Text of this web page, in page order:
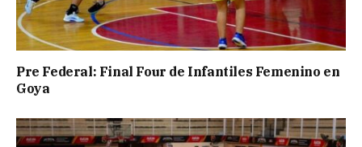
Pre Federal: Final Four de Infantiles Femenino en
Goya